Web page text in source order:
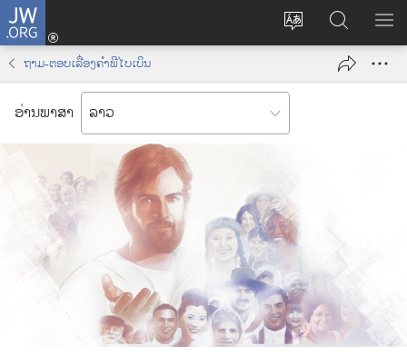
W
O
ປ່
ນ
ພ
າ
ສ
າ
ລ
ະ
ບົ
o
p
e
n
s
n
e
ຊ
ອ
ກ
.
O
R
ສ
ະ
ແ
ຖາມ-ຕອບ​ເລື່ອງ​ຄຳພີ​ໄບເບິນ
ອ່ານພາສາ